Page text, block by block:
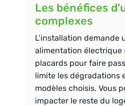
Les bénéfices
complexes
L’installation
alimentation électrique
placards pour faire
limite les dégradations
modèles choisis. Vous
impacter le reste du